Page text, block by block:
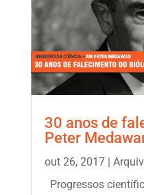
30 anos de
Peter
out 26, 2017|
Progressos